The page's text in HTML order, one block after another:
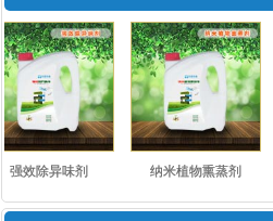
强效除异味剂 纳米植物熏蒸剂